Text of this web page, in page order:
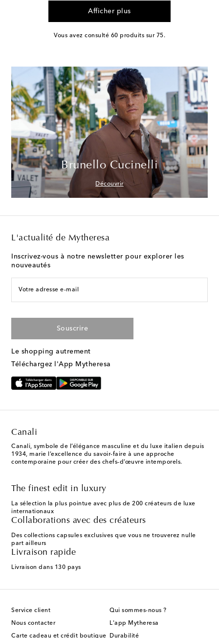
Afficher plus
Vous avez consulté 60 produits sur 75.
Brunello Cucinelli
Découvrir
L'actualité de Mytheresa
Inscrivez-vous à notre newsletter pour explorer les
nouveautés
Votre adresse e-mail
Souscrire
Le shopping autrement
Téléchargez l'App Mytheresa
Canali
Canali, symbole de l’élégance masculine et du luxe italien depuis
1934, marie l’excellence du savoir-faire à une approche
contemporaine pour créer des chefs-d’œuvre intemporels.
The finest edit in luxury
La sélection la plus pointue avec plus de 200 créateurs de luxe
internationaux
Collaborations avec des créateurs
Des collections capsules exclusives que vous ne trouverez nulle
part ailleurs
Livraison rapide
Livraison dans 130 pays
Service client
Nous contacter
Carte cadeau et crédit boutique
Qui sommes-nous ?
L'app Mytheresa
Durabilité